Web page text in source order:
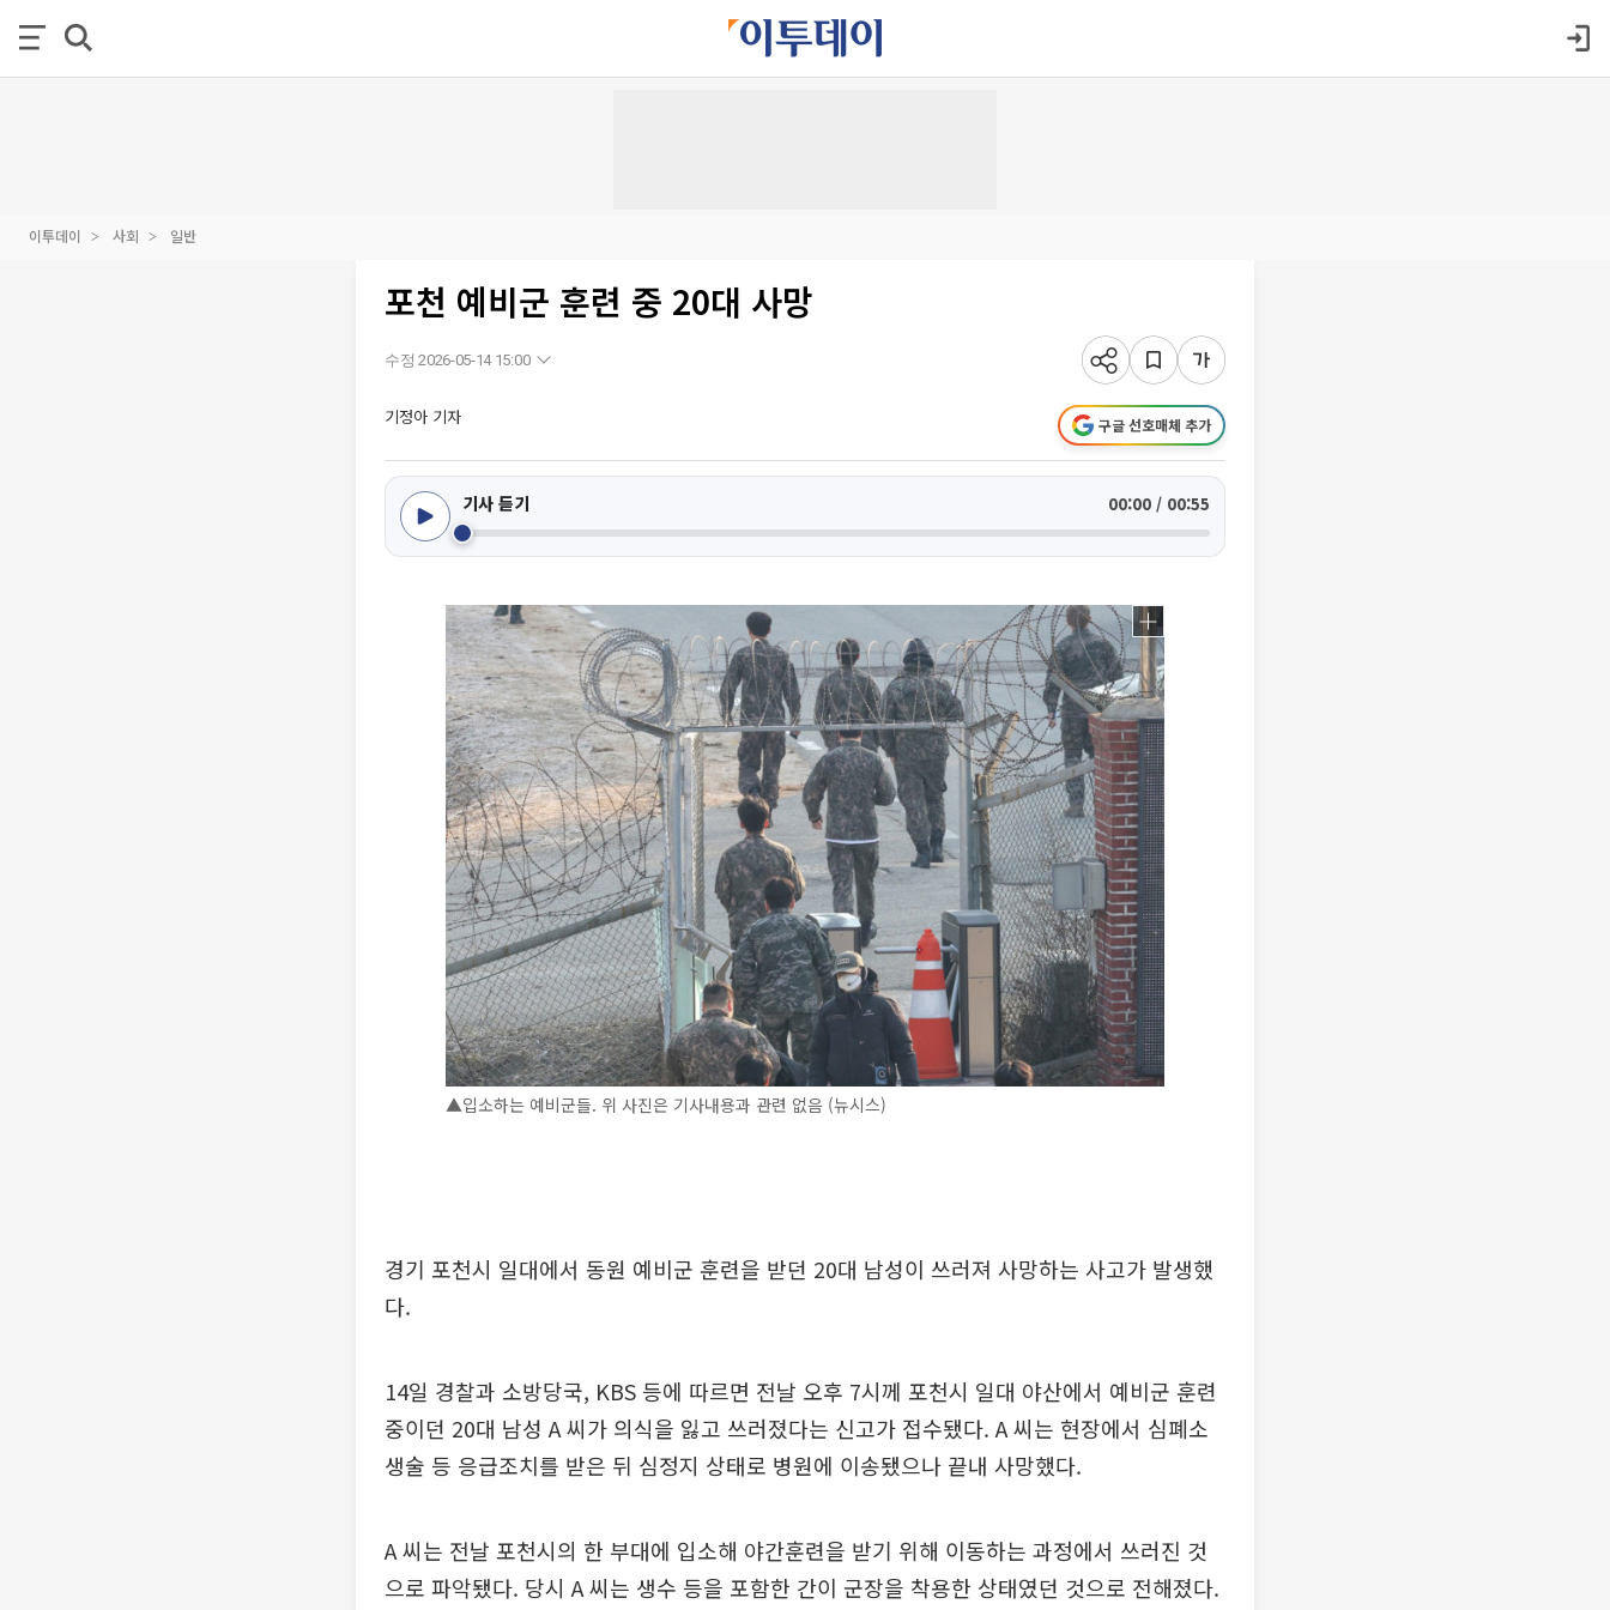
이투데이 사회 일반
포천 예비군 훈련 중 20대 사망
수정 2026-05-14 15:00
기정아 기자 구글 선호매체 추가
기사 듣기 00:00 / 00:55
▲입소하는 예비군들. 위 사진은 기사내용과 관련 없음 (뉴시스)
경기 포천시 일대에서 동원 예비군 훈련을 받던 20대 남성이 쓰러져 사망하는 사고가 발생했
다.
14일 경찰과 소방당국, KBS 등에 따르면 전날 오후 7시께 포천시 일대 야산에서 예비군 훈련
중이던 20대 남성 A 씨가 의식을 잃고 쓰러졌다는 신고가 접수됐다. A 씨는 현장에서 심폐소
생술 등 응급조치를 받은 뒤 심정지 상태로 병원에 이송됐으나 끝내 사망했다.
A 씨는 전날 포천시의 한 부대에 입소해 야간훈련을 받기 위해 이동하는 과정에서 쓰러진 것
으로 파악됐다. 당시 A 씨는 생수 등을 포함한 간이 군장을 착용한 상태였던 것으로 전해졌다.